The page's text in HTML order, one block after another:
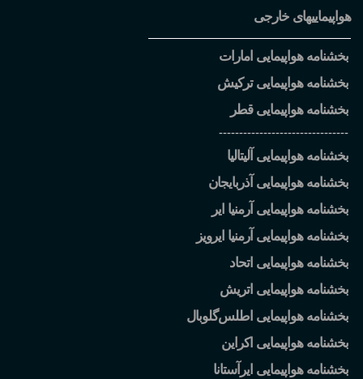
هواپیماییهای خارجی
بخشنامه هواپیمایی امارات
بخشنامه هواپیمایی ترکیش
بخشنامه هواپیمایی قطر
--------------------------------
بخشنامه هواپیمایی آلیتالیا
بخشنامه هواپیمایی آذربایجان
بخشنامه هواپیمایی آرمنیا ایر
بخشنامه هواپیمایی آرمنیا ایرویز
بخشنامه هواپیمایی اتحاد
بخشنامه هواپیمایی اتریش
بخشنامه هواپیمایی اطلسگلوبال
بخشنامه هواپیمایی اکراین
بخشنامه هواپیمایی ایرآستانا